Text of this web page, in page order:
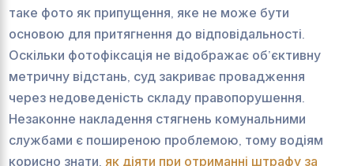
таке фото як припущення, яке не може бути
основою для притягнення до відповідальності.
Оскільки фотофіксація не відображає об’єктивну
метричну відстань, суд закриває провадження
через недоведеність складу правопорушення.
Незаконне накладення стягнень комунальними
службами є поширеною проблемою, тому водіям
корисно знати, як діяти при отриманні штрафу за